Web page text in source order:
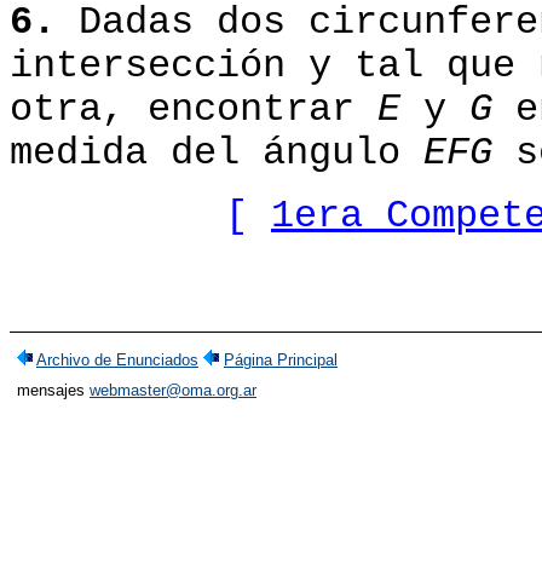
6.
Dadas dos
intersección y tal que
otra, encontrar Ey G
medida del ángulo EFG
[ 1era
Archivo de Enunciados
Página Principal
mensajes webmaster@oma.org.ar